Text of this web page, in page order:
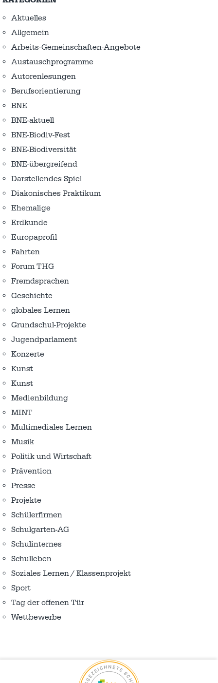
Aktuelles
Allgemein
Arbeits-Gemeinschaften-Angebote
Austausch­programme
Autorenlesungen
Berufsorientierung
BNE
BNE-aktuell
BNE-Biodiv-Fest
BNE-Biodiversität
BNE-übergreifend
Darstellendes Spiel
Diakonisches Praktikum
Ehemalige
Erdkunde
Europaprofil
Fahrten
Forum THG
Fremdsprachen
Geschichte
globales Lernen
Grundschul-Projekte
Jugendparlament
Konzerte
Kunst
Kunst
Medienbildung
MINT
Multimediales Lernen
Musik
Politik und Wirtschaft
Prävention
Presse
Projekte
Schülerfirmen
Schulgarten-AG
Schulinternes
Schulleben
Soziales Lernen / Klassenprojekt
Sport
Tag der offenen Tür
Wettbewerbe